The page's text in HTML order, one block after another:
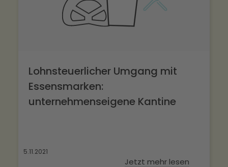
Lohnsteuerlicher Umgang mit
Essensmarken:
unternehmenseigene Kantine
5.11.2021
Jetzt mehr lesen